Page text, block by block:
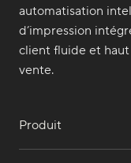
automatisation
d’impression
client fluide et haut
vente.
Produit